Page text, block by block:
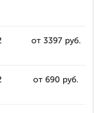
от 3397 руб.
от 690 руб.